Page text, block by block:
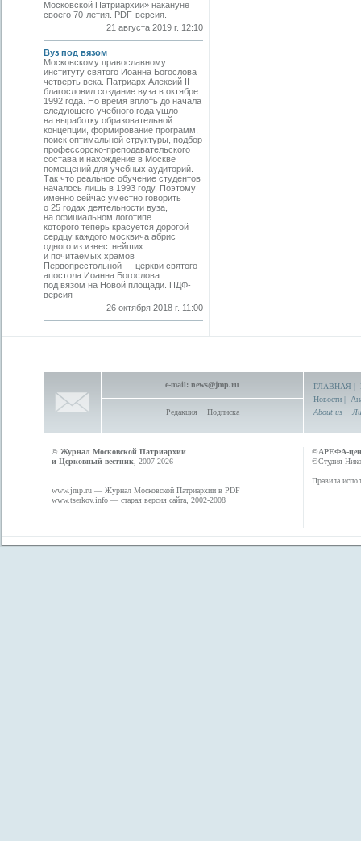
Московской Патриархии» накануне
своего 70-летия. PDF-версия.
21 августа 2019 г. 12:10
Вуз под вязом
Московскому православному
институту святого Иоанна Богослова
четверть века. Патриарх Алексий II
благословил создание вуза в октяб­ре
1992 года. Но время вплоть до начала
следующего учебного года ушло
на выработку образовательной
концепции, формирование программ,
поиск оптимальной структуры, подбор
профессорско-преподавательского
состава и нахождение в Москве
помещений для учебных аудиторий.
Так что реальное обучение студентов
началось лишь в 1993 году. Поэтому
именно сейчас уместно говорить
о 25 годах деятельности вуза,
на официальном логотипе
которого теперь красуется дорогой
сердцу каждого москвича абрис
одного из известнейших
и почитаемых храмов
Первопрестольной — церкви святого
апостола Иоанна Богослова
под вязом на Новой площади. ПДФ-
версия
26 октября 2018 г. 11:00
e-mail: news@jmp.ru
Редакция Подписка
ГЛАВНАЯ |
Новости |
About us |
© Журнал Московской Патриархии
и Церковный вестник , 2007-2026
www.jmp.ru — Журнал Московской Патриархии в PDF
www.tserkov.info — старая версия сайта, 2002-2008
©АРЕФА-
©Студия
Правила